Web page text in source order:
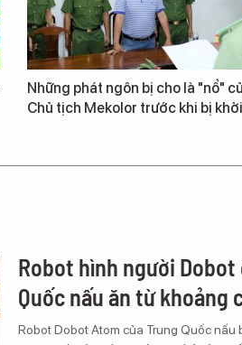
Những phát ngôn bị cho là "nổ"
Chủ tịch Mekolor trước khi bị
Robot hình người
Quốc nấu ăn từ khoảng
Robot Dobot Atom của Trung Quốc nấu